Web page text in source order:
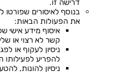
דרישה זו.
בנוסף לאיסורים שפורטו
את הפעולות הבאות:
איסוף מידע אישי
קשר לא רצוי או
ניסיון לעקוף או
להפריע לפעילותו
ניסיון להונות,